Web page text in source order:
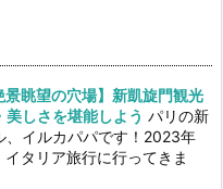
景眺望の穴場】新凱旋門観光
しさを堪能しよう パリの新
、イルカパパです！2023年
タリア旅行に行ってきま